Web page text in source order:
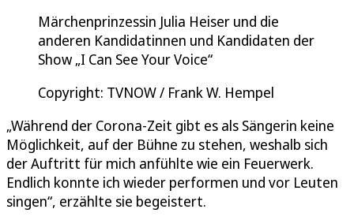
Märchenprinzessin Julia Heiser und die
anderen Kandidatinnen und Kandidaten der
Show „I Can See Your Voice“
Copyright: TVNOW / Frank W. Hempel
„Während der Corona-Zeit gibt es als Sängerin keine
Möglichkeit, auf der Bühne zu stehen, weshalb sich
der Auftritt für mich anfühlte wie ein Feuerwerk.
Endlich konnte ich wieder performen und vor Leuten
singen“, erzählte sie begeistert.